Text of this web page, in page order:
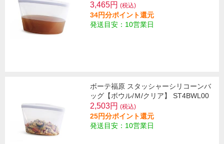
3,465円 (税込)
34円分ポイント還元
発送目安：10営業日
ボーテ福原 スタッシャーシリコーンバ
ッグ【ボウル/Ｍ/クリア】 ST4BWL00
2,503円 (税込)
25円分ポイント還元
発送目安：10営業日